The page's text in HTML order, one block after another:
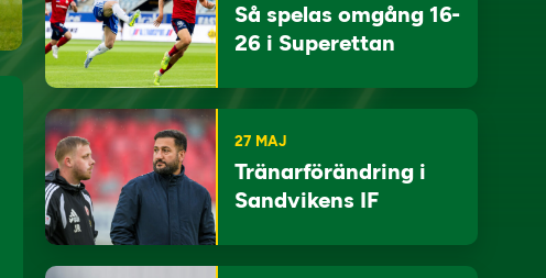
Så spelas omgång 16-
26 i Superettan
27 MAJ
Tränarförändring i
Sandvikens IF